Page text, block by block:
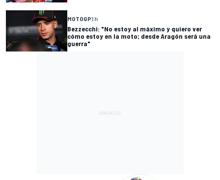
MOTOGP1 h
Bezzecchi: "No estoy al máximo y quiero ver
cómo estoy en la moto; desde Aragón será una
guerra"